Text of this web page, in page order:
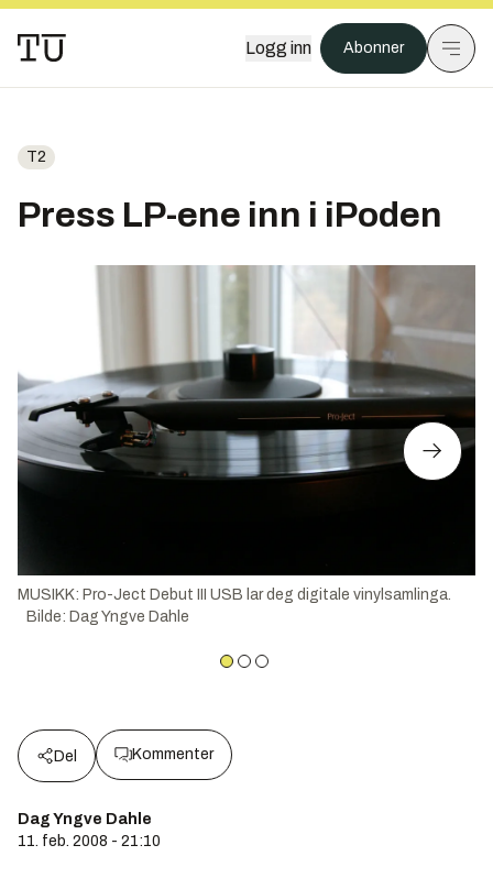
Logg inn Abonner
T2
Press LP-ene inn i iPoden
MUSIKK: Pro-Ject Debut III USB lar deg digitale vinylsamlinga.
Bilde: Dag Yngve Dahle
Del Kommenter
Dag Yngve Dahle
11. feb. 2008 - 21:10